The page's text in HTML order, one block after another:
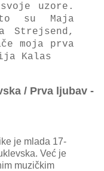
uzore.
su Maja
Strejsend,
moja prva
Kalas
/ Prva ljubav -
je mlada 17-
Već je
muzičkim